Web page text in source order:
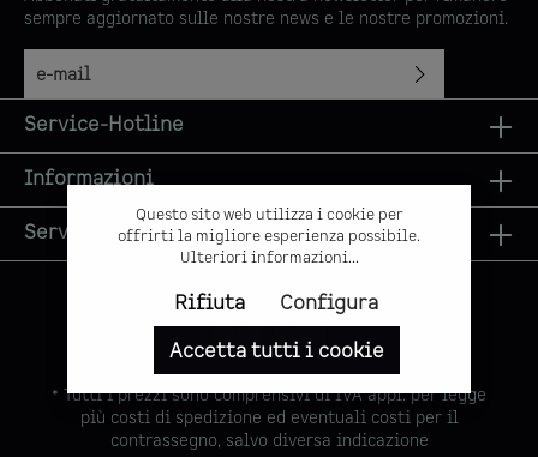
sempre aggiornato sulle nostre news e le nostre promozioni.
Ho preso visione delle
protezione dei dati personali
Service-Hotline
Informazioni
Servizi
* Tutti i prezzi sono comprensivi di IVA appl. per legge
più costi di spedizione ed eventuali costi per il
contrassegno, salvo diversa indicazione
Questo sito web utilizza i cookie per
offrirti la migliore esperienza possibile.
Ulteriori informazioni...
Rifiuta
Configura
Accetta tutti i cookie